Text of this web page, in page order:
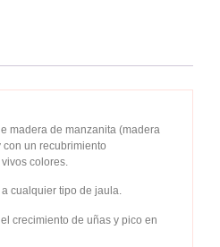
madera de manzanita (madera
un recubrimiento
colores.
cualquier tipo de jaula.
crecimiento de uñas y pico en